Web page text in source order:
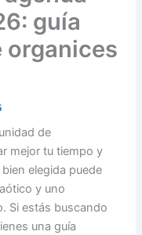
guía
organices
de
mejor tu tiempo y
elegida puede
y uno
Si estás buscando
una guía